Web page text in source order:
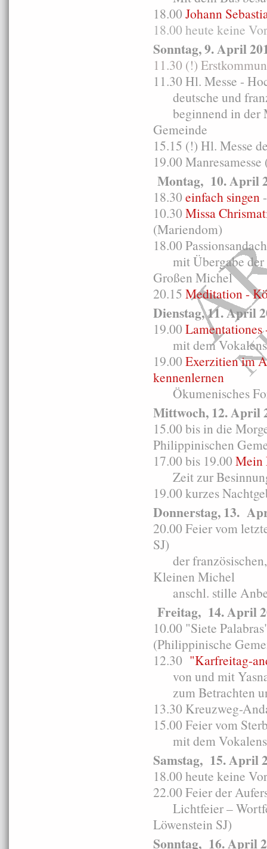
18.00 Johann
18.00 heute keine
Sonntag, 9. April
11.30 (!)
11.30 Hl. Messe -
deutsche und
beginnend in der
Gemeinde
15.15 (!) Hl. Messe
19.00
Montag, 10. April
18.30 einfach singen
10.30 Missa
(Mariendom)
18.00
mit Übergabe der
Großen Michel
20.15 Meditation -
Dienstag, 11. April
19.00
mit dem
19.00 Exerzitien im
kennenlernen
Ökumenisches
Mittwoch, 12. April
15.00 bis in die
Philippinischen
17.00 bis 19.00 Mein
Zeit zur
19.00 kurzes
Donnerstag, 13.
20.00 Feier vom
SJ)
der französischen,
Kleinen Michel
anschl. stille
Freitag, 14. April
10.00 "Siete
(Philippinische
12.30 "Karfreitag-
von und mit
zum Betrachten
13.30 Kreuzweg-
15.00 Feier vom
mit dem
Samstag, 15. April
18.00 heute keine
22.00 Feier der
Lichtfeier –
Löwenstein SJ)
Sonntag, 16. April